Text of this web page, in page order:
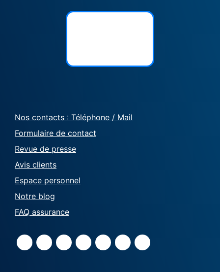
Nos contacts : Téléphone / Mail
Formulaire de contact
Revue de presse
Avis clients
Espace personnel
Notre blog
FAQ assurance